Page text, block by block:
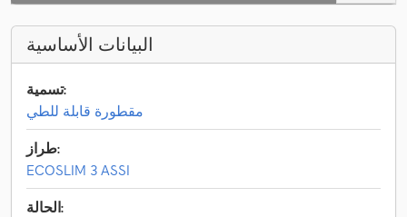
البيانات الأساسية
تسمية:
مقطورة قابلة للطي
طراز:
ECOSLIM 3 ASSI
الحالة: